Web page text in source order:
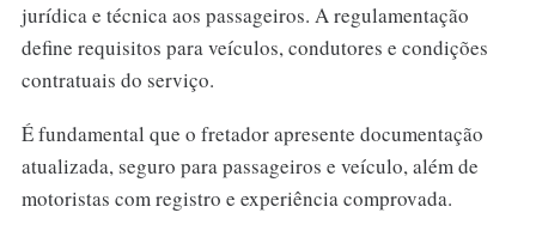
jurídica e técnica aos passageiros. A regulamentação
define requisitos para veículos, condutores e condições
contratuais do serviço.
É fundamental que o fretador apresente documentação
atualizada, seguro para passageiros e veículo, além de
motoristas com registro e experiência comprovada.